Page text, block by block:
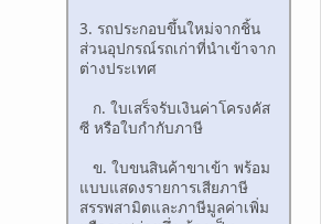
3. รถประกอบขึ้นใหม่จากชิ้น
ส่วนอุปกรณ์รถเก่าที่นำเข้าจาก
ต่างประเทศ
ก. ใบเสร็จรับเงินค่าโครงคัส
ซี หรือใบกำกับภาษี
ข. ใบขนสินค้าขาเข้า พร้อม
แบบแสดงรายการเสียภาษี
สรรพสามิตและภาษีมูลค่าเพิ่ม